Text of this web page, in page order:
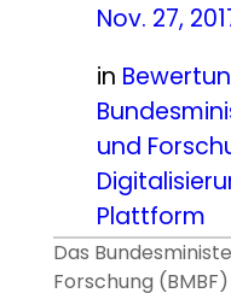
Nov. 27,
in
und
Plattform
Das
Forschung